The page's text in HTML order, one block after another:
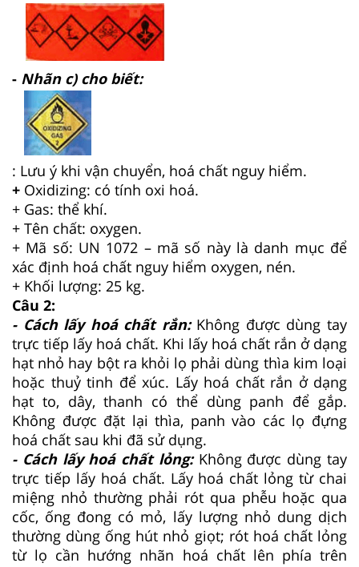
- Nhãn c) cho biết:
: Lưu ý khi vận chuyển, hoá chất nguy hiểm.
+ Oxidizing: có tính oxi hoá.
+ Gas: thể khí.
+ Tên chất: oxygen.
+ Mã số: UN 1072 – mã số này là danh mục để
xác định hoá chất nguy hiểm oxygen, nén.
+ Khối lượng: 25 kg.
Câu 2:
- Cách lấy hoá chất rắn:Không được dùng tay
trực tiếp lấy hoá chất. Khi lấy hoá chất rắn ở dạng
hạt nhỏ hay bột ra khỏi lọ phải dùng thìa kim loại
hoặc thuỷ tinh để xúc. Lấy hoá chất rắn ở dạng
hạt to, dây, thanh có thể dùng panh để gắp.
Không được đặt lại thìa, panh vào các lọ đựng
hoá chất sau khi đã sử dụng.
- Cách lấy hoá chất lỏng: Không được dùng tay
trực tiếp lấy hoá chất. Lấy hoá chất lỏng từ chai
miệng nhỏ thường phải rót qua phễu hoặc qua
cốc, ống đong có mỏ, lấy lượng nhỏ dung dịch
thường dùng ống hút nhỏ giọt; rót hoá chất lỏng
từ lọ cần hướng nhãn hoá chất lên phía trên